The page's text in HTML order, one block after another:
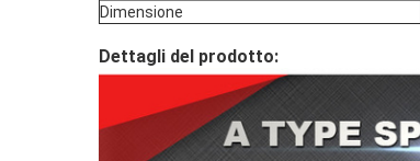
Dimensione
Dettagli del prodotto: